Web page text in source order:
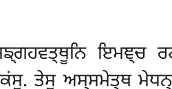
ਇਮਞ੍ਚ
ਤੇਸੁ ਅਸ੍ਸਮੇਤ੍ਥ